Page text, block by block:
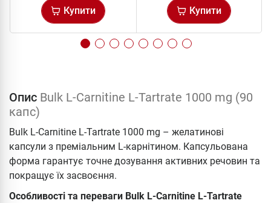
Купити Купити
Опис Bulk L-Carnitine L-Tartrate 1000 mg (90
капс)
Bulk L-Carnitine L-Tartrate 1000 mg – желатинові
капсули з преміальним L-карнітином. Капсульована
форма гарантує точне дозування активних речовин та
покращує їх засвоєння.
Особливості та переваги Bulk L-Carnitine L-Tartrate